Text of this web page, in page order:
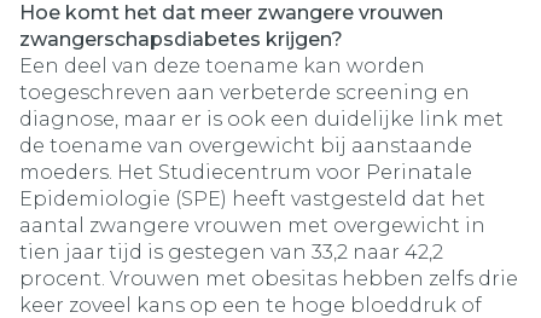
Hoe komt het dat meer zwangere vrouwen
zwangerschapsdiabetes krijgen?
Een deel van deze toename kan worden
toegeschreven aan verbeterde screening en
diagnose, maar er is ook een duidelijke link met
de toename van overgewicht bij aanstaande
moeders. Het Studiecentrum voor Perinatale
Epidemiologie (SPE) heeft vastgesteld dat het
aantal zwangere vrouwen met overgewicht in
tien jaar tijd is gestegen van 33,2 naar 42,2
procent. Vrouwen met obesitas hebben zelfs drie
keer zoveel kans op een te hoge bloeddruk of